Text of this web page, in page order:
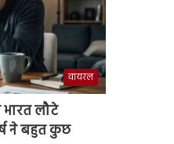
वायरल
लौटे
ने बहुत कुछ